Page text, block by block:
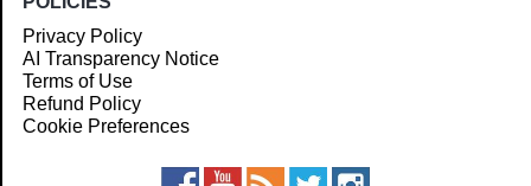
Privacy Policy
AI Transparency Notice
Terms of Use
Refund Policy
Cookie Preferences